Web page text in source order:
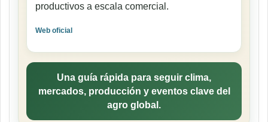
productivos a escala comercial.
Web oficial
Una guía rápida para seguir clima,
mercados, producción y eventos clave del
agro global.